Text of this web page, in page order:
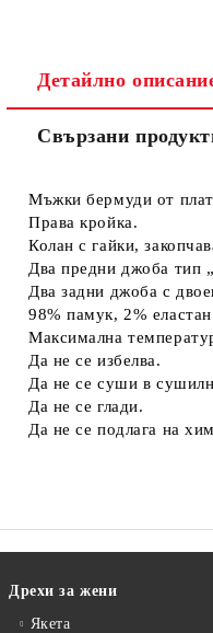
Детайлно
Свързани
Мъжки бермуди от
Права кройка.
Колан с гайки,
Два предни джоба тип
Два задни джоба с
98% памук, 2%
Максимална
Да не се избелва.
Да не се суши в
Да не се глади.
Да не се подлага на
Дрехи за жени
Якета